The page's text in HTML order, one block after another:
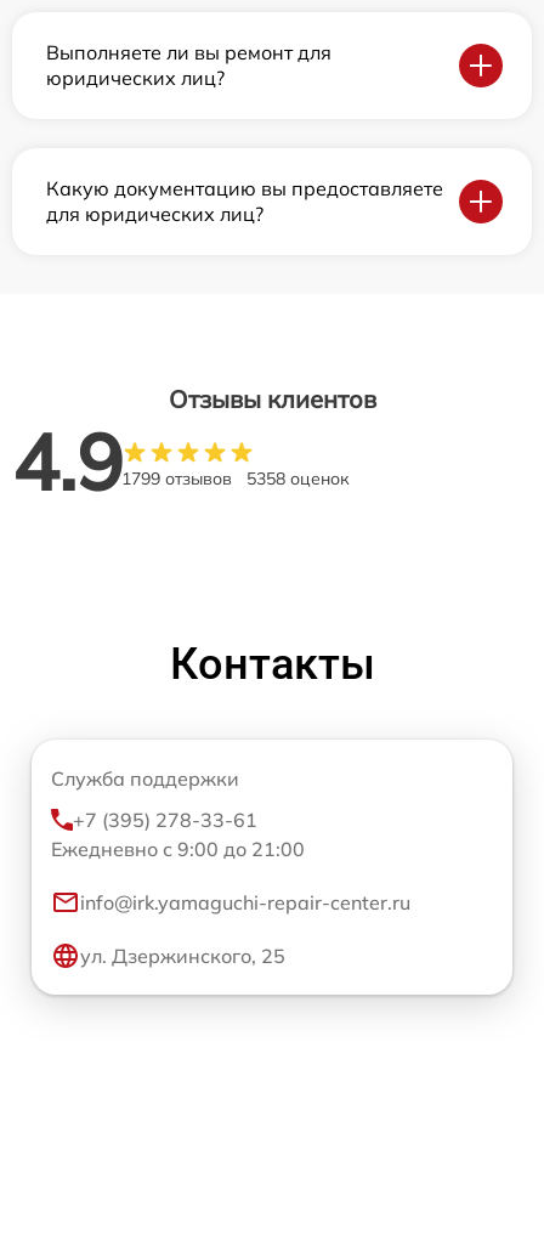
Выполняете ли вы ремонт для
юридических лиц?
Какую документацию вы предоставляете
для юридических лиц?
Отзывы клиентов
4.91799 отзывов 5358 оценок
Контакты
Служба поддержки
+7 (395) 278-33-61
Ежедневно с 9:00 до 21:00
info@irk.yamaguchi-repair-center.ru
ул. Дзержинского, 25